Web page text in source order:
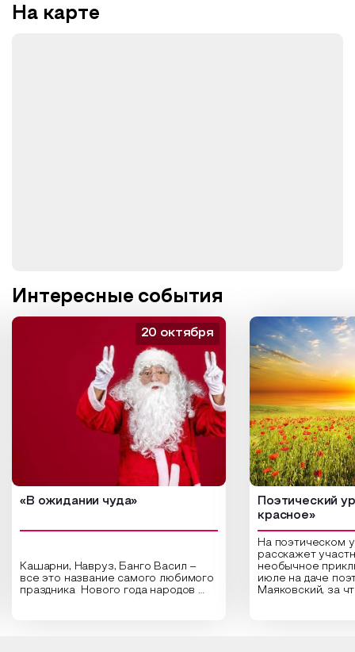
На карте
Интересные события
«В ожидании чуда»
Кашарни, Навруз, Банго Васил –
все это название самого любимого
праздника Нового года народов
20 октября
Поэтический
красное»
На поэтическом
расскажет
необычное
июле на даче
Маяковский, за